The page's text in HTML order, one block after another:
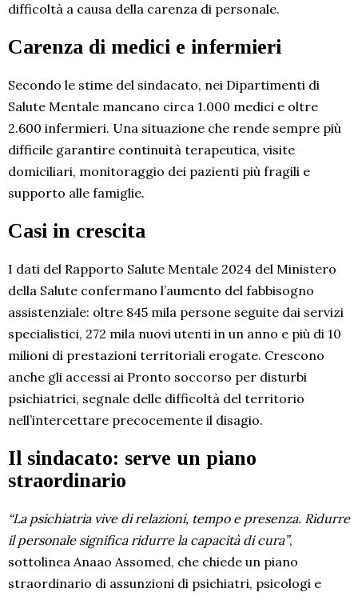
difficoltà a causa della carenza di personale.
Carenza di medici e infermieri
Secondo le stime del sindacato, nei Dipartimenti di
Salute Mentale mancano circa 1.000 medici e oltre
2.600 infermieri. Una situazione che rende sempre più
difficile garantire continuità terapeutica, visite
domiciliari, monitoraggio dei pazienti più fragili e
supporto alle famiglie.
Casi in crescita
I dati del Rapporto Salute Mentale 2024 del Ministero
della Salute confermano l’aumento del fabbisogno
assistenziale: oltre 845 mila persone seguite dai servizi
specialistici, 272 mila nuovi utenti in un anno e più di 10
milioni di prestazioni territoriali erogate. Crescono
anche gli accessi ai Pronto soccorso per disturbi
psichiatrici, segnale delle difficoltà del territorio
nell’intercettare precocemente il disagio.
Il sindacato: serve un piano
straordinario
“La psichiatria vive di relazioni, tempo e presenza. Ridurre
il personale significa ridurre la capacità di cura”,
sottolinea Anaao Assomed, che chiede un piano
straordinario di assunzioni di psichiatri, psicologi e